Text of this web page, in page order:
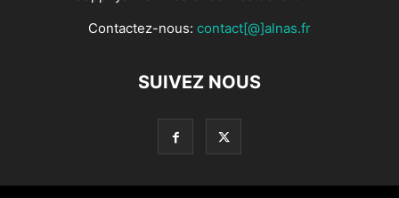
Contactez-nous: contact[@]alnas.fr
SUIVEZ NOUS